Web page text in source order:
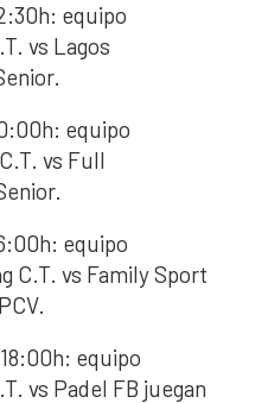
equipo
vs Lagos
equipo
vs Full
equipo
C.T. vs Family Sport
equipo
vs Padel FB juegan